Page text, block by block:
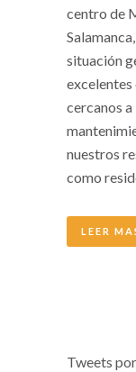
centro de
situación
excelentes
cercanos
nuestros
como
LEER
Tweets